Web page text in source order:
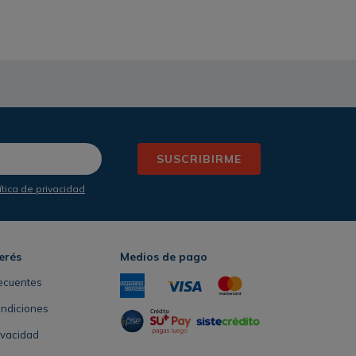
SUSCRIBIRME
de privacidad
Medios de pago